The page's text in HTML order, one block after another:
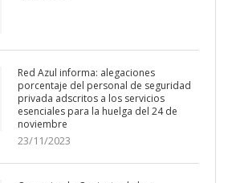
Red Azul informa: alegaciones
porcentaje del personal de seguridad
privada adscritos a los servicios
esenciales para la huelga del 24 de
noviembre
23/11/2023